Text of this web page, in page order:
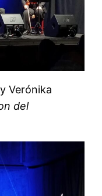
Verónika
del